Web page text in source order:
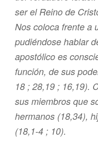
ser el Reino de
Nos coloca frente a
pudiéndose hablar
apostólico es
función, de sus
18 ; 28,19 ; 16,19).
sus miembros que
hermanos (18,34),
(18,1-4 ; 10).